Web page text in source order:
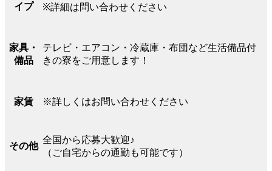
イプ
※詳細は問い合わせください
家具・
備品
テレビ・エアコン・冷蔵庫・布団など生活備品付
きの寮をご用意します！
家賃 ※詳しくはお問い合わせください
その他
全国から応募大歓迎♪
（ご自宅からの通勤も可能です）